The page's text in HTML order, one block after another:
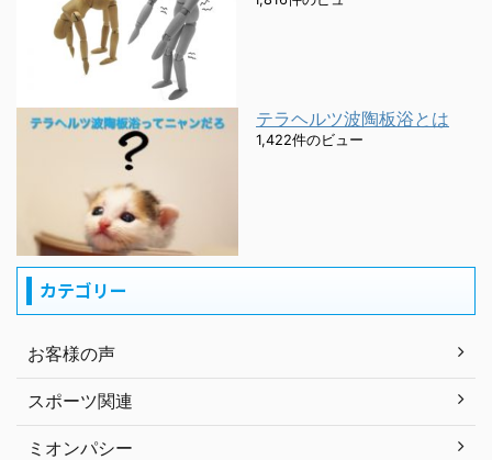
テラヘルツ波陶板浴とは
1,422件のビュー
カテゴリー
お客様の声
スポーツ関連
ミオンパシー